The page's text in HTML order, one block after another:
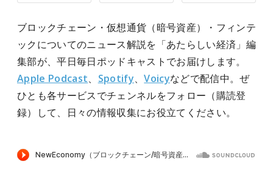
ブロックチェーン・仮想通貨（暗号資産）・フィンテ
ックについてのニュース解説を「あたらしい経済」編
集部が、平日毎日ポッドキャストでお届けします。
Apple Podcast、 Spotify、Voicyなどで配信中。ぜ
ひとも各サービスでチェンネルをフォロー（購読登
録）して、日々の情報収集にお役立てください。